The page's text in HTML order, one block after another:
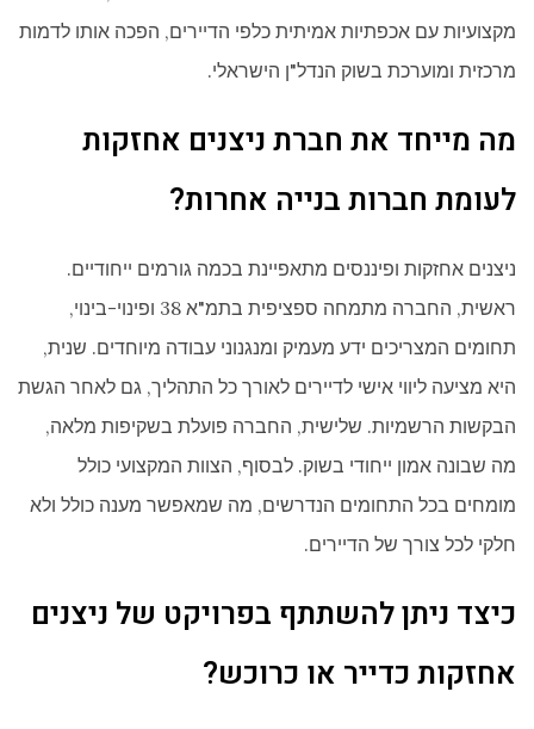
מקצועיות עם אכפתיות אמיתית כלפי הדיירים, הפכה אותו לדמות
מרכזית ומוערכת בשוק הנדל"ן הישראלי.
מה מייחד את חברת ניצנים אחזקות
לעומת חברות בנייה אחרות?
ניצנים אחזקות ופיננסים מתאפיינת בכמה גורמים ייחודיים.
ראשית, החברה מתמחה ספציפית בתמ"א 38 ופינוי-בינוי,
תחומים המצריכים ידע מעמיק ומנגנוני עבודה מיוחדים. שנית,
היא מציעה ליווי אישי לדיירים לאורך כל התהליך, גם לאחר הגשת
הבקשות הרשמיות. שלישית, החברה פועלת בשקיפות מלאה,
מה שבונה אמון ייחודי בשוק. לבסוף, הצוות המקצועי כולל
מומחים בכל התחומים הנדרשים, מה שמאפשר מענה כולל ולא
חלקי לכל צורך של הדיירים.
כיצד ניתן להשתתף בפרויקט של ניצנים
אחזקות כדייר או כרוכש?